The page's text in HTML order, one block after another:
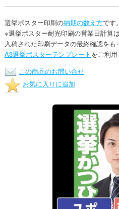
選挙ポスター印刷の納期の数え方です。
※選挙ポスター耐光印刷の営業日計算
入稿された印刷データの最終確認を
A3選挙ポスターテンプレート をご利
この商品のお問い合せ
お気に入りに追加